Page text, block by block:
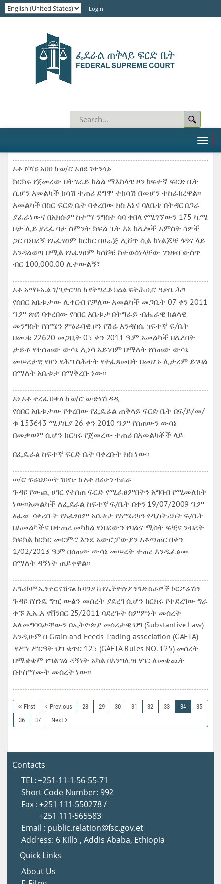
Login
Toggle
አቶ ሾሻይ አበበ ከ ወ/ሮ አፀደ ገተንሳይ
ክርክሩ የጀመረው በትግራይ ክልል ማእከላዊ ዞን ከፍተኛ ፍርድ ቤት
ሲሆን አመልካች ከሳሽ ተጠሪ ደግሞ ተከሳሽ በመሆን ተከራክረዋል፡፡
አመልካች በስር ፍርድ ቤት ባቀረበው ክስ እኔና ባለቤቴ በትዳር በጋራ
ያፈራነውና በአክሱም ከተማ ንግስተ ሳባ ቀበላ የሚገኘውን 175 ካ.ሜ
ቦታ ሊይ ያረፈ ባታ ስምንት ክፍል ቤት እኔ ከሌሎች አምስት ሰዎች
ጋር በነበረኝ የአፈፃፀም ክርክር በሀራጅ ሊሸጥ ሲል ከነልጆቼ ጎዳና ላይ
እንዳልወጣ በሚል የአፈፃፀም ካሰሾቼ ከተወሰነላቸው ገንዘብ ውስጥ
ብር 100,000.00 ሊተውልኝ፣
አቶ አማኑኤል ገ/ጊዮርግስ ከ የትግራይ ክልል ፍትሕ ቢሮ ዓቃቤ ሕግ
የሰበር አቤቱታው ሊቀርብ የቻለው አመልካች መጋቢት 07 ቀን 2011
ዓ.ም ጽፎ ባቀረበው የሰበር አቤቱታ በትግራይ ብሔራዊ ክልላዊ
መንግስት የሰሜን ምዕራባዊ ዞን የሽሬ እንዳስሴ ከፍተኛ ፍ/ቤት
በመ.ቁ 22620 መጋቢት 05 ቀን 2011 ዓ.ም አመልካች በሌለበት
ታይቶ የተሰጠው ውሳኔ ሊነሳ አይገባም በማለት የሰጠው ውሳኔ
መሠረታዊ የሆነ የሕግ ስሕተት የተፈጸመበት በመሆኑ ሊታረም ይገባል
በማለት አቤቱታ በማቅረቡ ነው፡፡
እነ አቶ ተረፈ በቀለ ከ ወ/ሮ ውድነሽ ዳዲ
የሰበር አቤቱታው የቀረበው የፌዴራል ጠቅላይ ፍርድ ቤት በፍ/ይ/መ/
ቁ 153643 ሚያዚያ 26 ቀን 2010 ዓ.ም የሰጠውን ውሳኔ
በመቃወም ሲሆን ክርክሩ የጀመረው ተጠሪ በአመልካቾች ላይ
በፌዴራል ከፍተኛ ፍርድ ቤት ባቀረቡት ክስ ነው፡፡
ወ/ሮ ፍሬህይወት ገበየሁ ከ አቶ ዘሪሁን ተፈራ
ጉዳዩ የውጪ ሀገር የተሰጠ ፍርድ የሚፈፀምበትን አግባብ የሚመለከት
ነው፡፡አመልካች ለፌደራል ከፍተኛ ፍ/ቤት በቀን 19/07/2009 ዓ.ም
ፅፈው ባቀረቡት የአፈፃፀም አቤቱታ የአሜሪካን የዲስትሪክት ፍ/ቤት
በአመልካችና በተጠሪ መካከል የነበረውን የባልና ሚስት ፍቺና ንብረት
ክፍክል ክርክር መርምሮ እንደ አውሮፓውያን አቆጣጠር በቀን
1/02/2013 ዓ.ም በሰጠው ውሳኔ መሠረት ተጠሪ እንዲፈፅሙ
በማለት ዳኝነት ጠይቀዋል፡፡
አግሪኮም ኢንተርናሽናል ኩባንያ ከ የኢትዮጵያ ንግድ ስራዎች ኮርፖሬሽን
ጉዳዩ የስንዴ ግዢ ውልን መሰረት ያደረገ ሲሆን ክርክሩ የተደረገው ግራ
ቀኙ እ.ኤ.አ ኖቨንበር 25/2011 ባደረጉት ስምምነት መሰረት
አለመግባባታቸውን በኢትዮጵያ መሰረታዊ ህግ (Substantive Law)
እንዲሁም በ Grain and Feeds Trading association (GAFTA)
የሥነ ሥርዓት ህግ ቁጥር 125 (GAFTA Rules NO. 125) መሰረት
በሚቋቋም የግልግል ዳኝነት አካል በእንግሊዝ ሃገር ለመቋጨት
በተስማሙት መሰረት ነው፡፡
First Previous 28 29 30 31 32 33 34
35
36
37 Next
Contacts
TEL: +251-11-1-56-55-71
Short Code Number: 992
Fax : +251 111-550278 /
+251 111-565583
Email : public.relation@fsc.gov.et
Address: 6 Killo , Addis Ababa, Ethiopia
Quick Links
About Us